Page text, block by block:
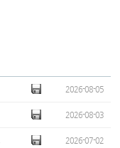
2026-08-05
2026-08-03
2026-07-02